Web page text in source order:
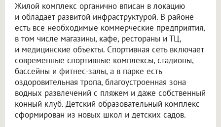
Жилой комплекс органично вписан в локацию
и обладает развитой инфраструктурой. В районе
есть все необходимые коммерческие предприятия,
в том числе магазины, кафе, рестораны и ТЦ,
и медицинские объекты. Спортивная сеть включает
современные спортивные комплексы, стадионы,
бассейны и фитнес-залы, а в парке есть
оздоровительная тропа, благоустроенная зона
водных развлечений с пляжем и даже собственный
конный клуб. Детский образовательный комплекс
сформирован из новых школ и детских садов.